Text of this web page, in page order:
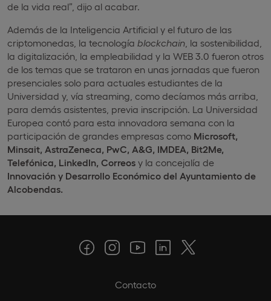
de la vida real”, dijo al acabar.
Además de la Inteligencia Artificial y el futuro de las
criptomonedas, la tecnología blockchain , la sostenibilidad,
la digitalización, la empleabilidad y la WEB 3.0 fueron otros
de los temas que se trataron en unas jornadas que fueron
presenciales solo para actuales estudiantes de la
Universidad y, vía streaming, como decíamos más arriba,
para demás asistentes, previa inscripción. La Universidad
Europea contó para esta innovadora semana con la
participación de grandes empresas como Microsoft,
Minsait, AstraZeneca, PwC, A&G, IMDEA, Bit2Me,
Telefónica, LinkedIn, Correos y la concejalía de
Innovación y Desarrollo Económico del Ayuntamiento de
Alcobendas.
Contacto